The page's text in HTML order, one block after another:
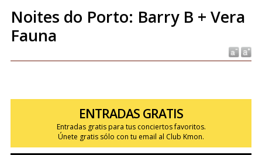
Noites do Porto: Barry B + Vera
Fauna
ENTRADAS GRATIS
Entradas gratis para tus conciertos favoritos.
Únete gratis sólo con tu email al Club Kmon.